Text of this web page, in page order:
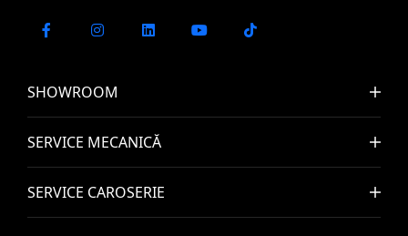
SHOWROOM
SERVICE MECANICĂ
SERVICE CAROSERIE